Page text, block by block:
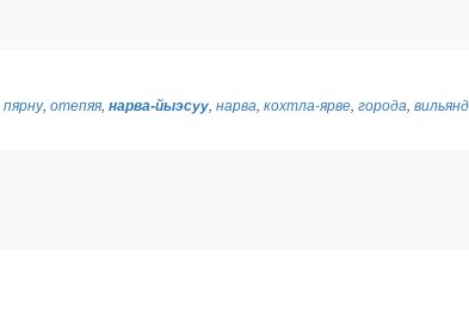
пярну, отепяя, нарва-йыэсуу, нарва, кохтла-ярве, города,